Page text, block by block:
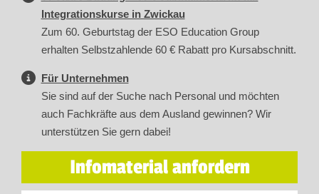
Integrationskurse in Zwickau
Zum 60. Geburtstag der ESO Education Group
erhalten Selbstzahlende 60 € Rabatt pro Kursabschnitt.
Für Unternehmen
Sie sind auf der Suche nach Personal und möchten
auch Fachkräfte aus dem Ausland gewinnen? Wir
unterstützen Sie gern dabei!
Infomaterial anfordern